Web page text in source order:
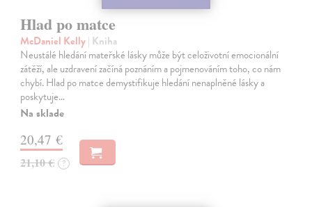
Hlad po matce
McDaniel Kelly| Kniha
Neustálé hledání mateřské lásky může být celoživotní emocionální
zátěží, ale uzdravení začíná poznáním a pojmenováním toho, co nám
chybí. Hlad po matce demystifikuje hledání nenaplněné lásky a
poskytuje…
Na sklade
20,47 €
21,10 € ?